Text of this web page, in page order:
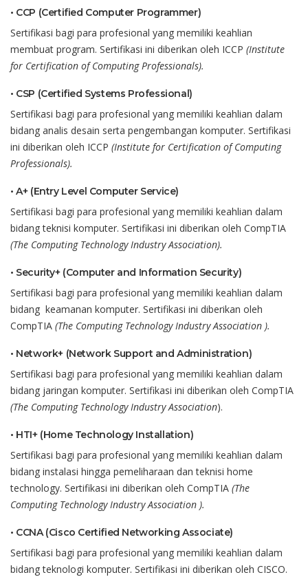
• CCP (Certified Computer Programmer)
Sertifikasi bagi para profesional yang memiliki keahlian
membuat program. Sertifikasi ini diberikan oleh ICCP (Institute
for Certification of Computing Professionals).
• CSP (Certified Systems Professional)
Sertifikasi bagi para profesional yang memiliki keahlian dalam
bidang analis desain serta pengembangan komputer. Sertifikasi
ini diberikan oleh ICCP (Institute for Certification of Computing
Professionals).
•A+ (Entry Level Computer Service)
Sertifikasi bagi para profesional yang memiliki keahlian dalam
bidang teknisi komputer. Sertifikasi ini diberikan oleh CompTIA
(The ComputingTechnologyIndustry Association).
• Security+ (Computer and Information Security)
Sertifikasi bagi para profesional yang memiliki keahlian dalam
bidang keamanan komputer. Sertifikasi ini diberikan oleh
CompTIA (The Computing Technology Industry Association ).
• Network+ (Network Support and Administration)
Sertifikasi bagi para profesional yang memiliki keahlian dalam
bidang jaringan komputer. Sertifikasi ini diberikan oleh CompTIA
(The Computing Technology Industry Association).
• HTI+ (Home Technology Installation)
Sertifikasi bagi para profesional yang memiliki keahlian dalam
bidang instalasi hingga pemeliharaan danteknisi home
technology. Sertifikasi ini diberikan oleh CompTIA (The
Computing Technology Industry Association ).
• CCNA (Cisco Certified Networking Associate)
Sertifikasi bagi para profesional yang memiliki keahlian dalam
bidang teknologi komputer. Sertifikasi ini diberikan oleh CISCO.